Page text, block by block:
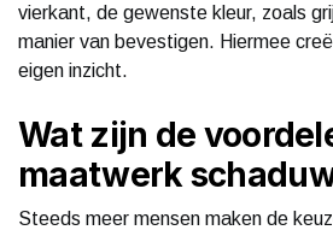
vierkant, de gewenste kleur, zoals
manier van bevestigen. Hiermee
eigen inzicht.
Wat zijn de
maatwerk
Steeds meer mensen maken de